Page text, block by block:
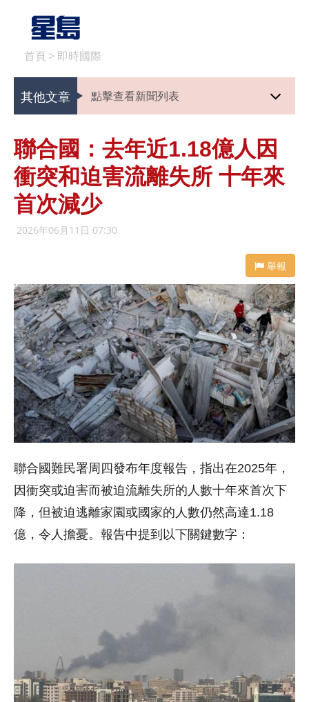
首頁 > 即時國際
其他文章 點擊查看新聞列表
聯合國：去年近1.18億人因
衝突和迫害流離失所 十年來
首次減少
2026年06月11日 07:30
舉報
聯合國難民署周四發布年度報告，指出在2025年，
因衝突或迫害而被迫流離失所的人數十年來首次下
降，但被迫逃離家園或國家的人數仍然高達1.18
億，令人擔憂。報告中提到以下關鍵數字：